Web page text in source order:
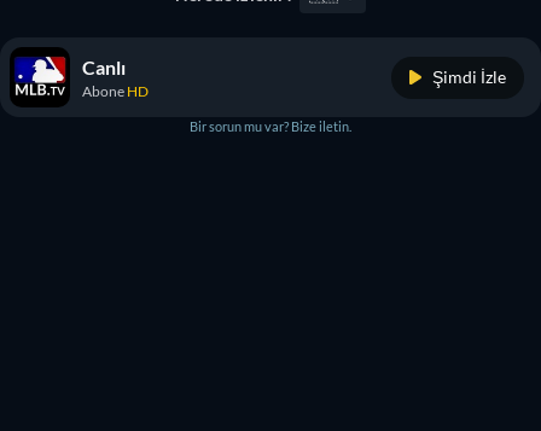
Canlı
Abone HD
Şimdi İzle
Bir sorun mu var? Bize iletin.